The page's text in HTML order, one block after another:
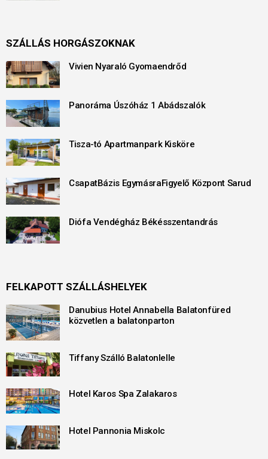
SZÁLLÁS HORGÁSZOKNAK
Vivien Nyaraló Gyomaendrőd
Panoráma Úszóház 1 Abádszalók
Tisza-tó Apartmanpark Kisköre
CsapatBázis EgymásraFigyelő Központ Sarud
Diófa Vendégház Békésszentandrás
FELKAPOTT SZÁLLÁSHELYEK
Danubius Hotel Annabella Balatonfüred
közvetlen a balatonparton
Tiffany Szálló Balatonlelle
Hotel Karos Spa Zalakaros
Hotel Pannonia Miskolc